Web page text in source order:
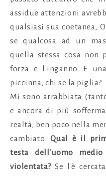
assidue attenzioni
qualsiasi sua coetanea,
se qualcosa ad un
quella stessa cosa non
forza e l'inganno. E
piccinna, chi se la piglia?
Mi sono arrabbiata
e ancora di più
realtà, ben poco nella
cambiato. Qual è il
testa dell'uomo
violentata?Se l'è